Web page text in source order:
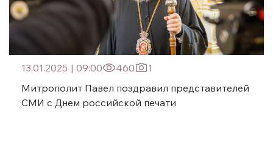
13.01.2025 | 09:00 460
1
Митрополит Павел поздравил представителей
СМИ с Днем российской печати